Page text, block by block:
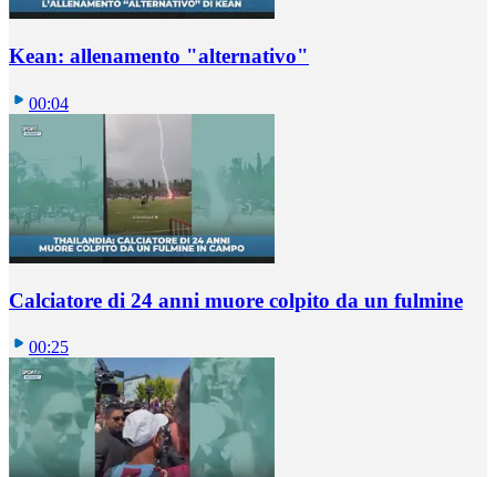
Kean: allenamento "alternativo"
00:04
Calciatore di 24 anni muore colpito da un fulmine
00:25